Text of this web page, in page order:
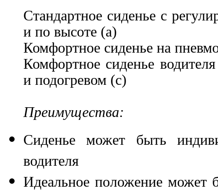
Стандартное сиденье с
и по высоте (a)
Комфортное сиденье на
Комфортное сиденье
и подогревом (c)
Преимущества:
Сиденье может быть
водителя
Идеальное положение может